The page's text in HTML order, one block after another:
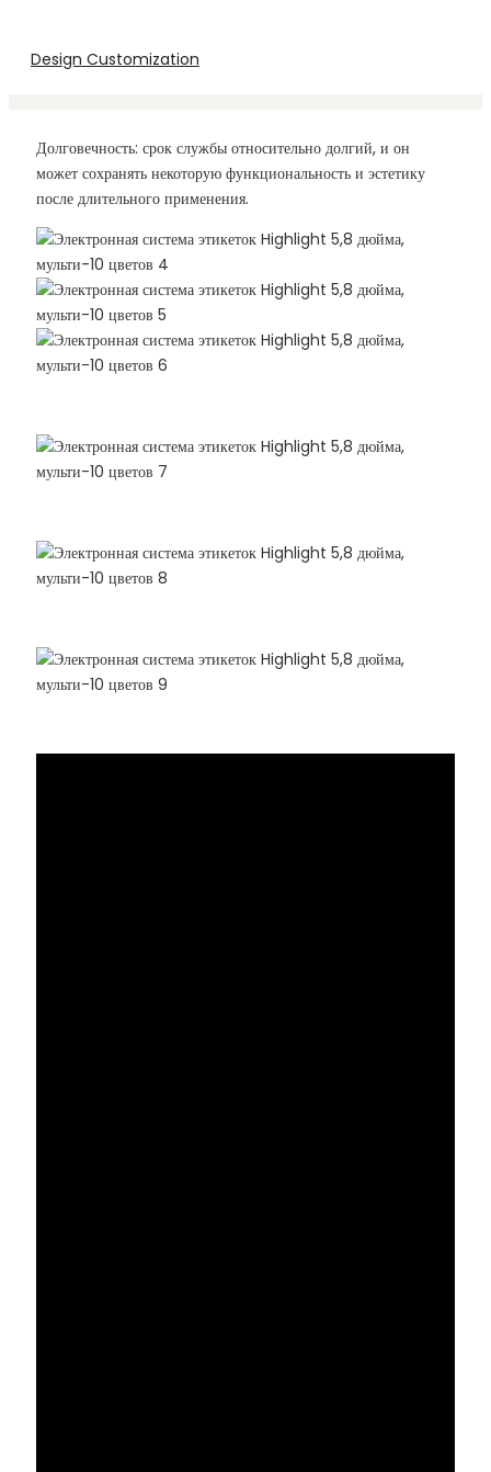
Design Customization
Долговечность: срок службы относительно долгий, и он
может сохранять некоторую функциональность и эстетику
после длительного применения.